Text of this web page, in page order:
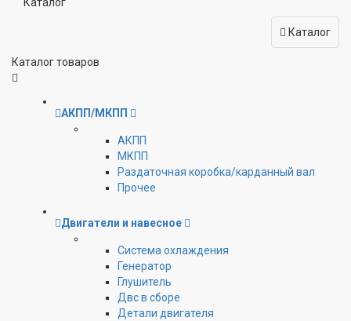
Каталог
Каталог товаров
АКПП/МКПП
АКПП
МКПП
Раздаточная коробка/карданный вал
Прочее
Двигатели и навесное
Cистема охлаждения
Генератор
Глушитель
Двс в сборе
Детали двигателя